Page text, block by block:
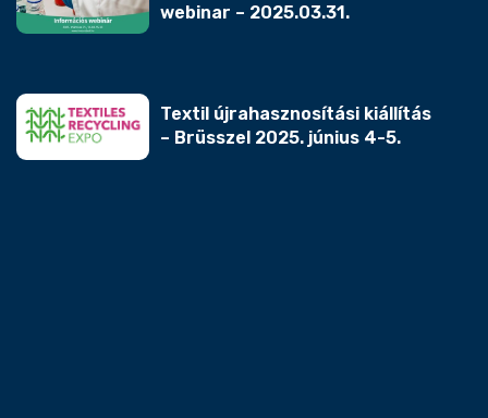
webinar – 2025.03.31.
Textil újrahasznosítási kiállítás
– Brüsszel 2025. június 4-5.